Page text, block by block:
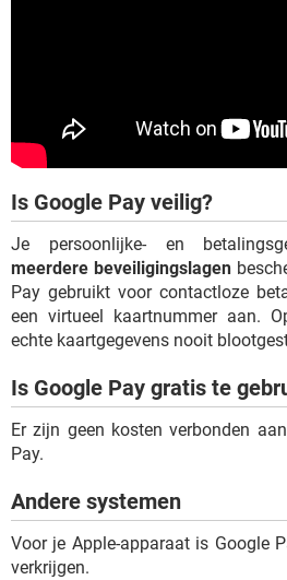
Is Google Pay veilig?
Je persoonlijke- en
meerdere beveiligingslagen
Pay gebruikt voor contactloze
een virtueel kaartnummer aan.
echte kaartgegevens nooit
Is Google Pay gratis te
Er zijn geen kosten verbonden
Pay.
Andere systemen
Voor je Apple-apparaat is Google
verkrijgen.